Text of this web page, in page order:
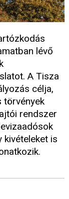
lévő
A Tisza
célja,
törvények
rendszer
kivételeket is